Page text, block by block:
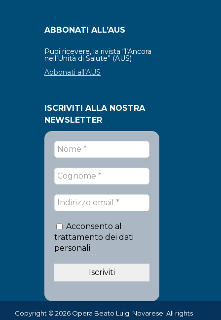
ABBONATI ALL’AUS
Puoi ricevere, la rivista “l’Ancora
nell’Unità di Salute” (AUS)
Abbonati all’AUS
ISCRIVITI ALLA NOSTRA
NEWSLETTER
Acconsento al
trattamento dei dati
personali
Copyright © 2026 Opera Beato Luigi Novarese. All rights